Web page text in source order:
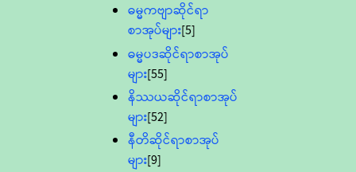
ဓမ္မကဗျာဆိုင်ရာ
စာအုပ်များ[5]
ဓမ္မပဒဆိုင်ရာစာအုပ်
များ[55]
နိဿယဆိုင်ရာစာအုပ်
များ[52]
နီတိဆိုင်ရာစာအုပ်
များ[9]